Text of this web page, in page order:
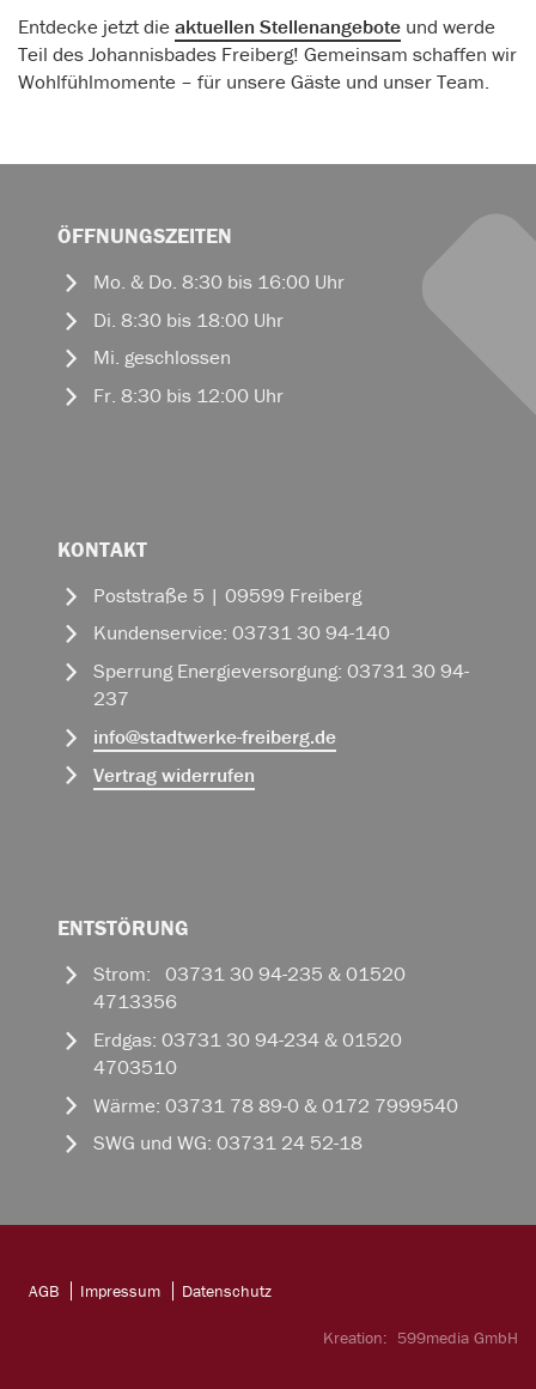
Entdecke jetzt dieaktuellen Stellenangebote und werde
Teil des Johannisbades Freiberg! Gemeinsam schaffen wir
Wohlfühlmomente – für unsere Gäste und unser Team.
ÖFFNUNGSZEITEN
Mo. & Do. 8:30 bis 16:00 Uhr
Di. 8:30 bis 18:00 Uhr
Mi. geschlossen
Fr. 8:30 bis 12:00 Uhr
KONTAKT
Poststraße 5 | 09599 Freiberg
Kundenservice: 03731 30 94-140
Sperrung Energieversorgung: 03731 30 94-
237
info@stadtwerke-freiberg.de
Vertrag widerrufen
ENTSTÖRUNG
Strom: 03731 30 94-235 & 01520
4713356
Erdgas: 03731 30 94-234 & 01520
4703510
Wärme: 03731 78 89-0 & 0172 7999540
SWG und WG: 03731 24 52-18
AGB Impressum Datenschutz
Kreation: 599media GmbH